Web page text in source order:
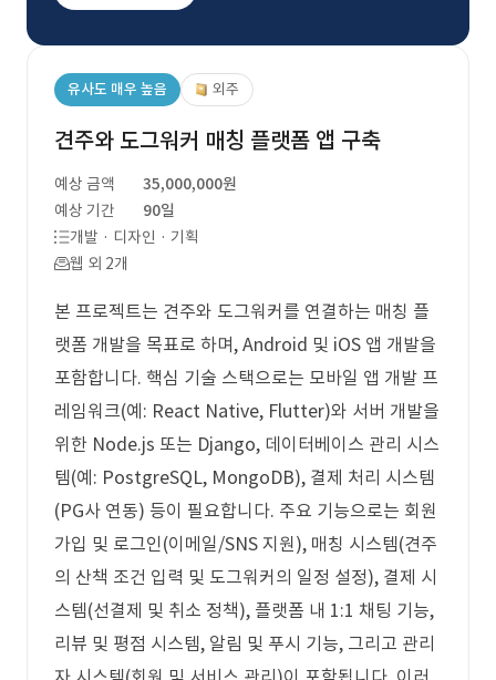
유사도 매우 높음 외주
견주와 도그워커 매칭 플랫폼 앱 구축
예상 금액
35,000,000원
예상 기간
90일
개발 · 디자인 · 기획
웹 외 2개
본 프로젝트는 견주와 도그워커를 연결하는 매칭 플
랫폼 개발을 목표로 하며, Android 및 iOS 앱 개발을
포함합니다. 핵심 기술 스택으로는 모바일 앱 개발 프
레임워크(예: React Native, Flutter)와 서버 개발을
위한 Node.js 또는 Django, 데이터베이스 관리 시스
템(예: PostgreSQL, MongoDB), 결제 처리 시스템
(PG사 연동) 등이 필요합니다. 주요 기능으로는 회원
가입 및 로그인(이메일/SNS 지원), 매칭 시스템(견주
의 산책 조건 입력 및 도그워커의 일정 설정), 결제 시
스템(선결제 및 취소 정책), 플랫폼 내 1:1 채팅 기능,
리뷰 및 평점 시스템, 알림 및 푸시 기능, 그리고 관리